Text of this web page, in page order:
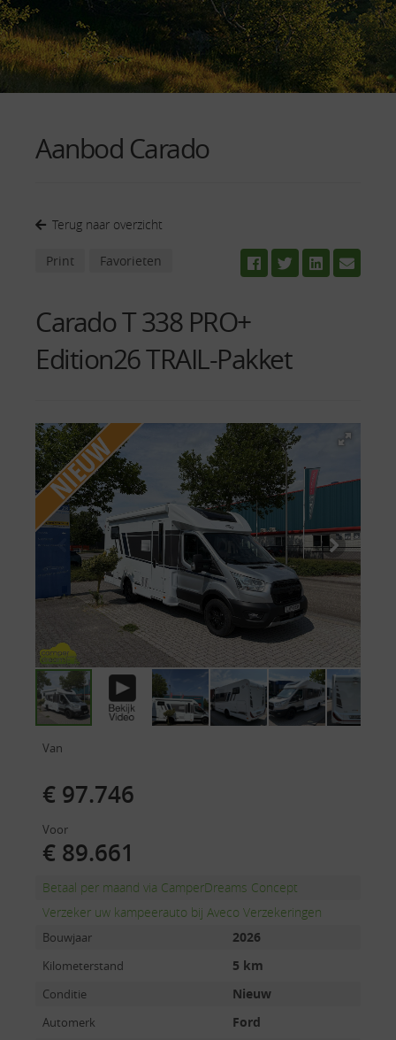
Aanbod Carado
Terug naar overzicht
Print Favorieten
Carado T 338 PRO+
Edition26 TRAIL-Pakket
Van
€ 97.746
Voor
€ 89.661
Betaal per maand via CamperDreams Concept
Verzeker uw kampeerauto bij Aveco Verzekeringen
Bouwjaar 2026
Kilometerstand 5 km
Conditie Nieuw
Automerk Ford